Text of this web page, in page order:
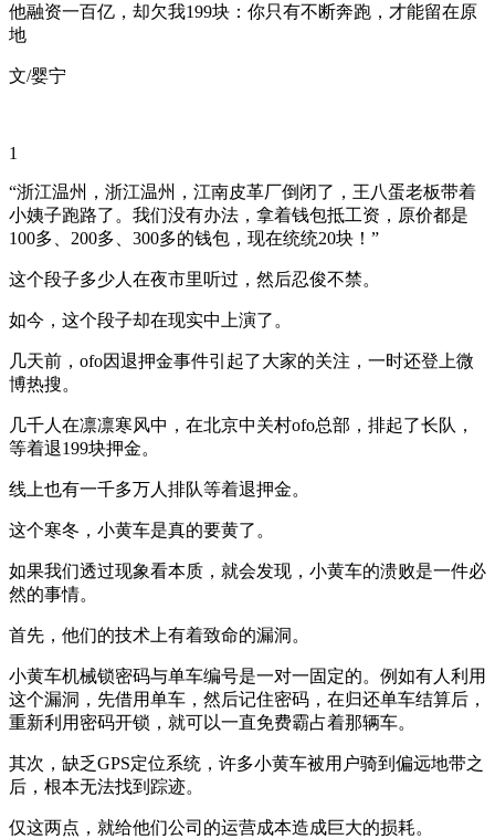
他融资一百亿，却欠我199块：你只有不断奔跑，才能留在原
地
文/婴宁
1
“浙江温州，浙江温州，江南皮革厂倒闭了，王八蛋老板带着
小姨子跑路了。我们没有办法，拿着钱包抵工资，原价都是
100多、200多、300多的钱包，现在统统20块！”
这个段子多少人在夜市里听过，然后忍俊不禁。
如今，这个段子却在现实中上演了。
几天前，ofo因退押金事件引起了大家的关注，一时还登上微
博热搜。
几千人在凛凛寒风中，在北京中关村ofo总部，排起了长队，
等着退199块押金。
线上也有一千多万人排队等着退押金。
这个寒冬，小黄车是真的要黄了。
如果我们透过现象看本质，就会发现，小黄车的溃败是一件必
然的事情。
首先，他们的技术上有着致命的漏洞。
小黄车机械锁密码与单车编号是一对一固定的。例如有人利用
这个漏洞，先借用单车，然后记住密码，在归还单车结算后，
重新利用密码开锁，就可以一直免费霸占着那辆车。
其次，缺乏GPS定位系统，许多小黄车被用户骑到偏远地带之
后，根本无法找到踪迹。
仅这两点，就给他们公司的运营成本造成巨大的损耗。